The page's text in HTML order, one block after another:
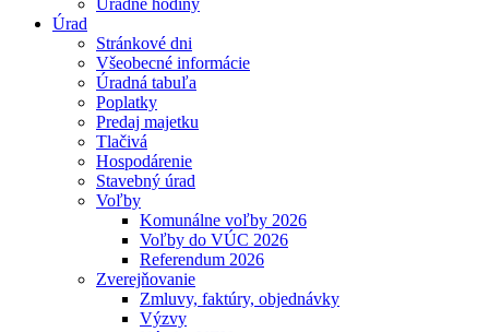
Úradné hodiny
Úrad
Stránkové dni
Všeobecné informácie
Úradná tabuľa
Poplatky
Predaj majetku
Tlačivá
Hospodárenie
Stavebný úrad
Voľby
Komunálne voľby 2026
Voľby do VÚC 2026
Referendum 2026
Zverejňovanie
Zmluvy, faktúry, objednávky
Výzvy